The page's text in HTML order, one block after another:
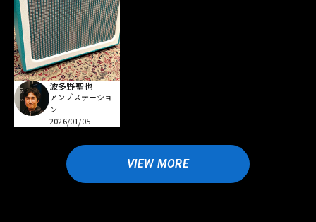
波多野聖也
アンプステーショ
ン
2026/01/05
VIEW MORE